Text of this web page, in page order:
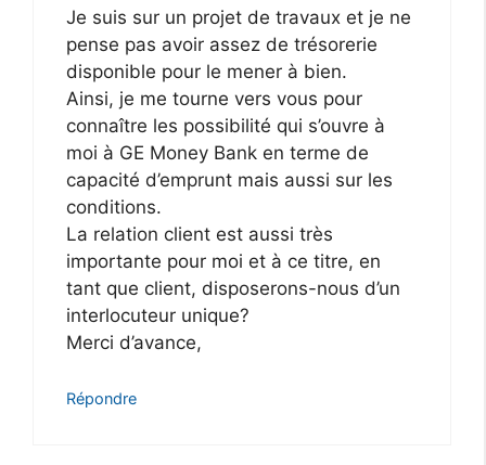
Je suis sur un projet de travaux et je ne
pense pas avoir assez de trésorerie
disponible pour le mener à bien.
Ainsi, je me tourne vers vous pour
connaître les possibilité qui s’ouvre à
moi à GE Money Bank en terme de
capacité d’emprunt mais aussi sur les
conditions.
La relation client est aussi très
importante pour moi et à ce titre, en
tant que client, disposerons-nous d’un
interlocuteur unique?
Merci d’avance,
Répondre